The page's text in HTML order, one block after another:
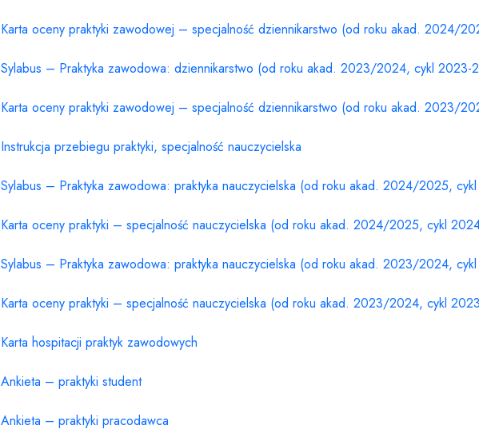
Karta oceny praktyki zawodowej – specjalność dziennikarstwo (od roku akad. 2024/
Sylabus – Praktyka zawodowa: dziennikarstwo (od roku akad. 2023/2024, cykl 2023-
Karta oceny praktyki zawodowej – specjalność dziennikarstwo (od roku akad. 2023/
Instrukcja przebiegu praktyki, specjalność nauczycielska
Sylabus – Praktyka zawodowa: praktyka nauczycielska (od roku akad. 2024/2025,
Karta oceny praktyki – specjalność nauczycielska (od roku akad. 2024/2025, cykl
Sylabus – Praktyka zawodowa: praktyka nauczycielska (od roku akad. 2023/2024,
Karta oceny praktyki – specjalność nauczycielska (od roku akad. 2023/2024, cykl
Karta hospitacji praktyk zawodowych
Ankieta – praktyki student
Ankieta – praktyki pracodawca